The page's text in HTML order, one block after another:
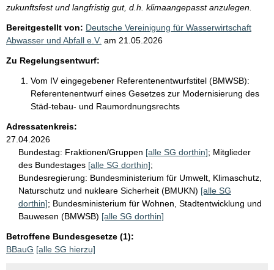
zukunftsfest und langfristig gut, d.h. klimaangepasst anzulegen.
Bereitgestellt von: Deutsche Vereinigung für Wasserwirtschaft
Abwasser und Abfall e.V. am 21.05.2026
Zu Regelungsentwurf:
Vom IV eingegebener Referentenentwurfstitel (BMWSB):
Referentenentwurf eines Gesetzes zur Modernisierung des
Städ-tebau- und Raumordnungsrechts
Adressatenkreis:
27.04.2026
Bundestag: Fraktionen/Gruppen [alle SG dorthin]; Mitglieder
des Bundestages [alle SG dorthin];
Bundesregierung: Bundesministerium für Umwelt, Klimaschutz,
Naturschutz und nukleare Sicherheit (BMUKN) [alle SG
dorthin]; Bundesministerium für Wohnen, Stadtentwicklung und
Bauwesen (BMWSB) [alle SG dorthin]
Betroffene Bundesgesetze (1):
BBauG [alle SG hierzu]